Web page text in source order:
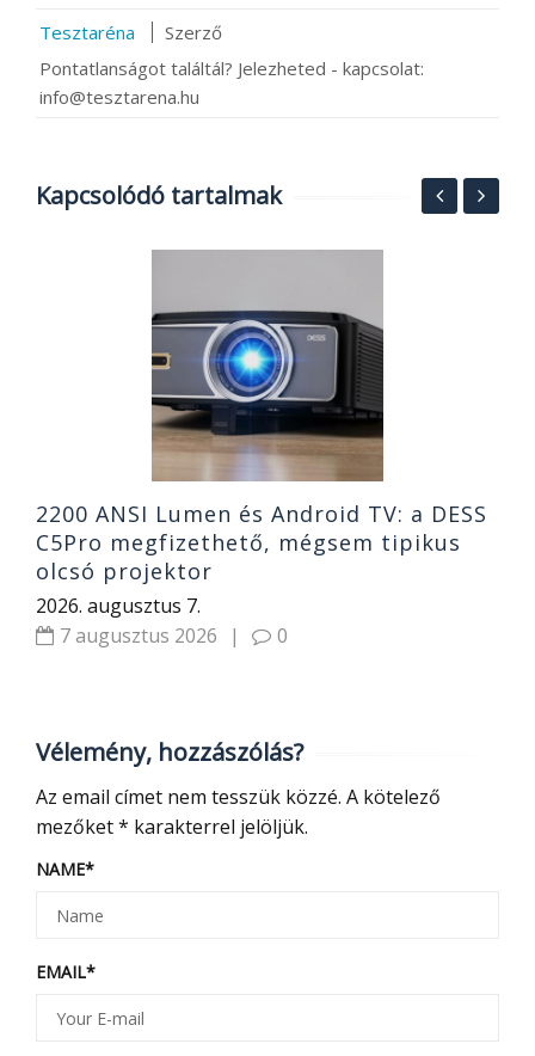
Tesztaréna
Szerző
Pontatlanságot találtál? Jelezheted - kapcsolat:
info@tesztarena.hu
Kapcsolódó tartalmak
2200 ANSI Lumen és Android TV: a DESS
C5Pro megfizethető, mégsem tipikus
olcsó projektor
2026. augusztus 7.
7 augusztus 2026
| 0
Vélemény, hozzászólás?
Az email címet nem tesszük közzé. A kötelező
mezőket* karakterrel jelöljük.
NAME*
EMAIL*